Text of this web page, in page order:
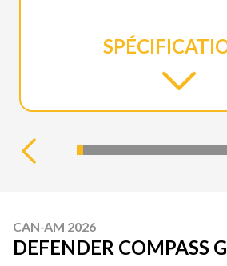
CAN-AM 2026
DEFENDER COMPASS